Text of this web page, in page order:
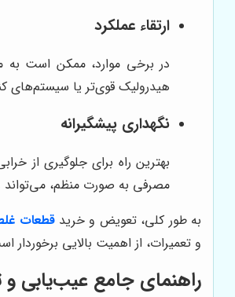
ارتقاء عملکرد
در برخی موارد، ممکن است به
هیدرولیک قوی‌تر یا سیستم‌های
نگهداری پیشگیرانه
بهترین راه برای جلوگیری از
مصرفی به صورت منظم، می‌تواند
به طور کلی، تعویض و خریدقطعات
و تعمیرات، از اهمیت بالایی
راهنمای جامع عیب‌یابی